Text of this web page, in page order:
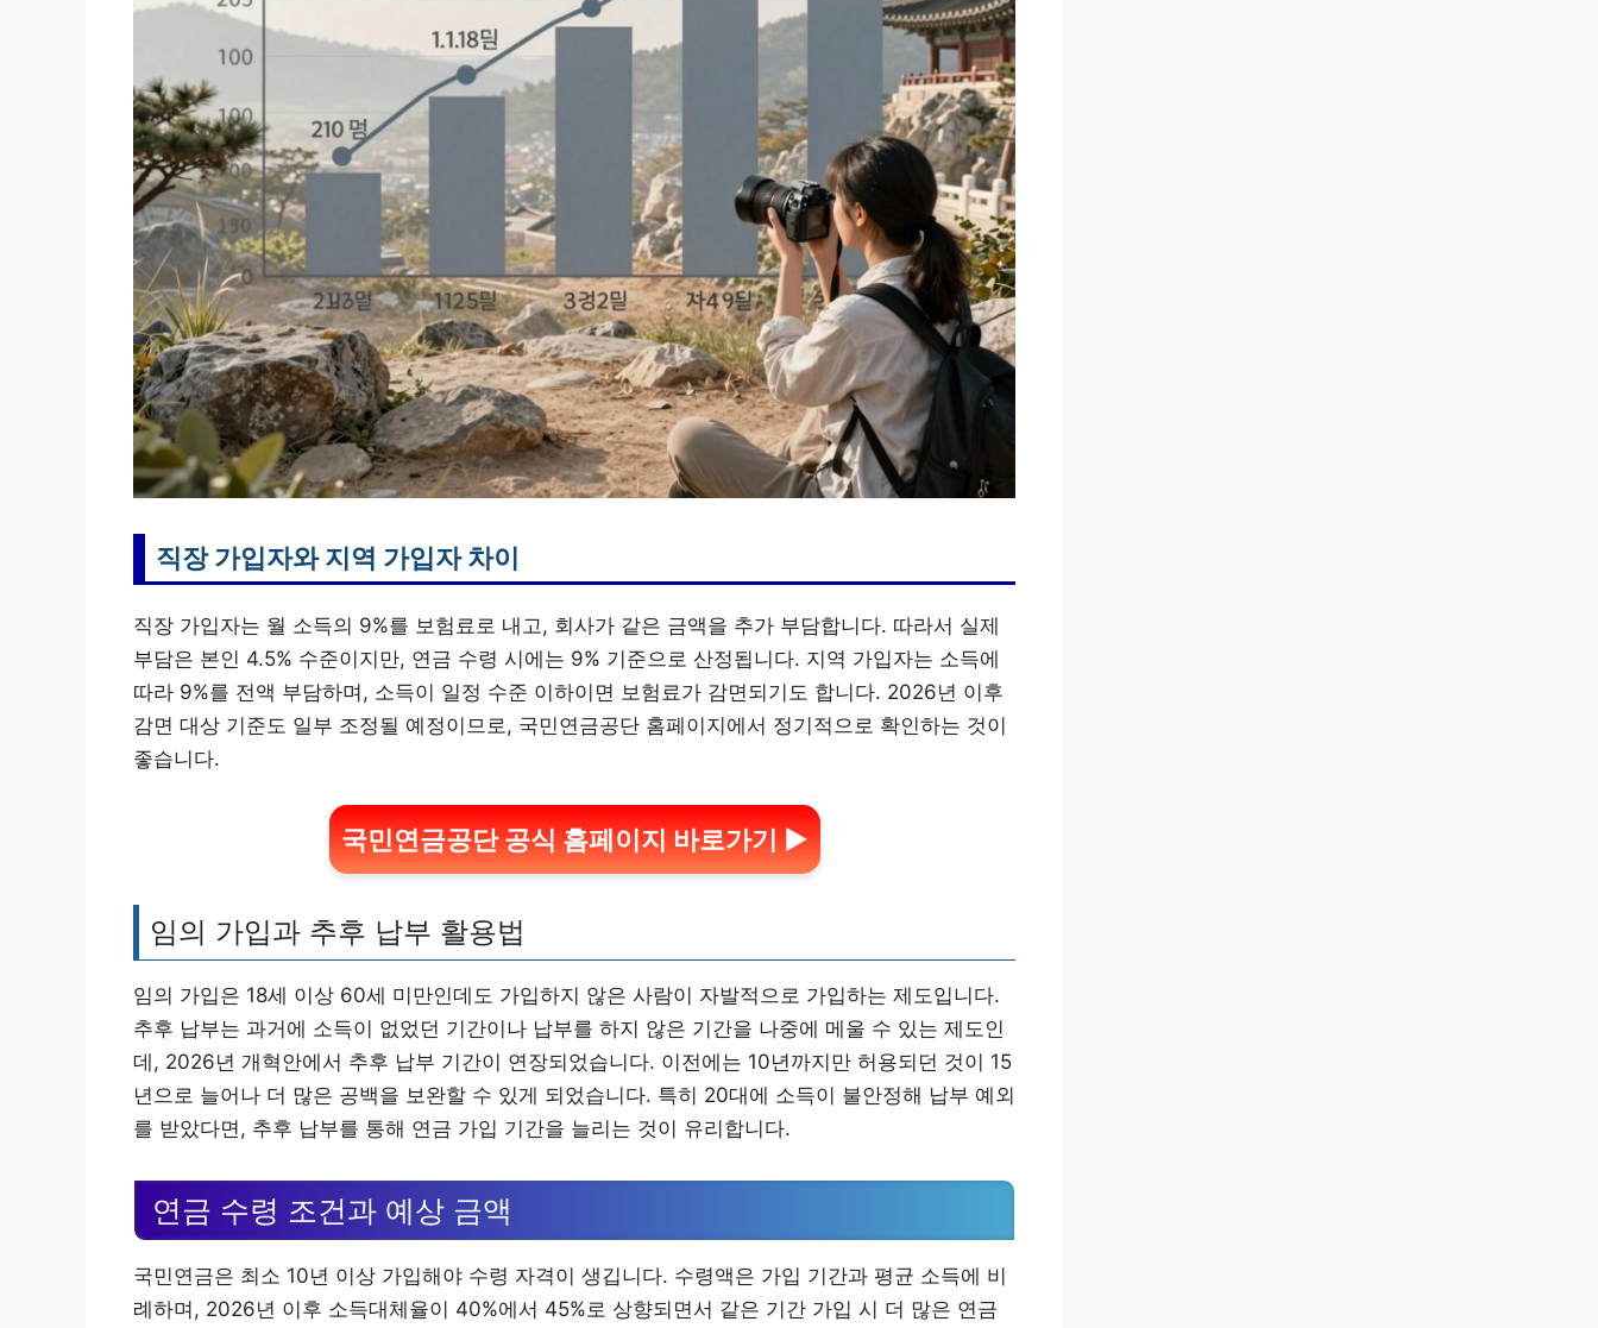
직장 가입자와 지역 가입자 차이
직장 가입자는 월 소득의 9%를 보험료로 내고, 회사가 같은 금액을 추가 부담합니다. 따라서 실제
부담은 본인 4.5% 수준이지만, 연금 수령 시에는 9% 기준으로 산정됩니다. 지역 가입자는 소득에
따라 9%를 전액 부담하며, 소득이 일정 수준 이하이면 보험료가 감면되기도 합니다. 2026년 이후
감면 대상 기준도 일부 조정될 예정이므로, 국민연금공단 홈페이지에서 정기적으로 확인하는 것이
좋습니다.
국민연금공단 공식 홈페이지 바로가기 ▶
임의 가입과 추후 납부 활용법
임의 가입은 18세 이상 60세 미만인데도 가입하지 않은 사람이 자발적으로 가입하는 제도입니다.
추후 납부는 과거에 소득이 없었던 기간이나 납부를 하지 않은 기간을 나중에 메울 수 있는 제도인
데, 2026년 개혁안에서 추후 납부 기간이 연장되었습니다. 이전에는 10년까지만 허용되던 것이 15
년으로 늘어나 더 많은 공백을 보완할 수 있게 되었습니다. 특히 20대에 소득이 불안정해 납부 예외
를 받았다면, 추후 납부를 통해 연금 가입 기간을 늘리는 것이 유리합니다.
연금 수령 조건과 예상 금액
국민연금은 최소 10년 이상 가입해야 수령 자격이 생깁니다. 수령액은 가입 기간과 평균 소득에 비
례하며, 2026년 이후 소득대체율이 40%에서 45%로 상향되면서 같은 기간 가입 시 더 많은 연금